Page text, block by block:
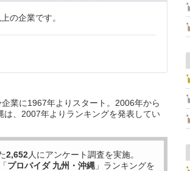
の企業です。
業に1967年よりスタート。2006年から
、2007年よりランキングを発表してい
2,652人にアンケート調査を実施。
プロバイダ 九州・沖縄 」ランキングを